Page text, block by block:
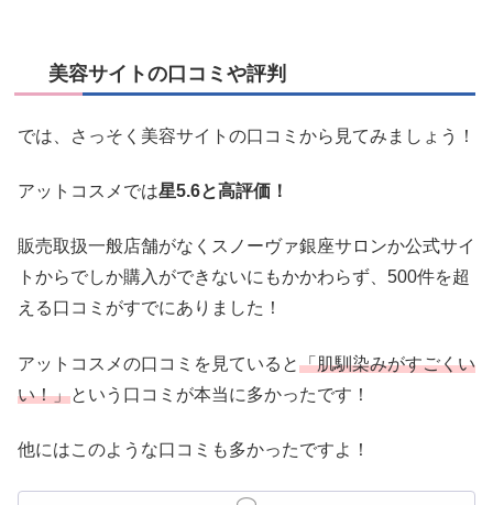
美容サイトの口コミや評判
では、さっそく美容サイトの口コミから見てみましょう！
アットコスメでは星5.6と高評価！
販売取扱一般店舗がなくスノーヴァ銀座サロンか公式サイ
トからでしか購入ができないにもかかわらず、500件を超
える口コミがすでにありました！
アットコスメの口コミを見ていると「肌馴染みがすごくい
い！」という口コミが本当に多かったです！
他にはこのような口コミも多かったですよ！